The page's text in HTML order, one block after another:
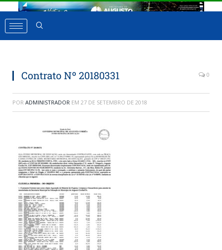
Contrato Nº 20180331 0
POR ADMINISTRADOR EM 27 DE SETEMBRO DE 2018